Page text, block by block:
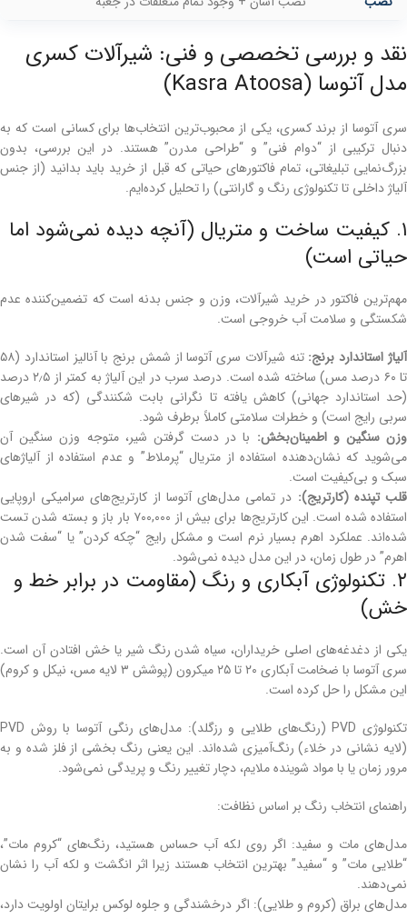
نقد و بررسی تخصصی و فنی: شیرآلات کسری
مدل آتوسا (Kasra Atoosa)
سری آتوسا از برند کسری، یکی از محبوب‌ترین انتخاب‌ها برای کسانی است که به
دنبال ترکیبی از “دوام فنی” و “طراحی مدرن” هستند. در این بررسی، بدون
بزرگ‌نمایی تبلیغاتی، تمام فاکتورهای حیاتی که قبل از خرید باید بدانید (از جنس
آلیاژ داخلی تا تکنولوژی رنگ و گارانتی) را تحلیل کرده‌ایم.
۱. کیفیت ساخت و متریال (آنچه دیده نمی‌شود اما
حیاتی است)
مهم‌ترین فاکتور در خرید شیرآلات، وزن و جنس بدنه است که تضمین‌کننده عدم
شکستگی و سلامت آب خروجی است.
آلیاژ استاندارد برنج:
تنه شیرآلات سری آتوسا از شمش برنج با آنالیز استاندارد (۵۸
تا ۶۰ درصد مس) ساخته شده است. درصد سرب در این آلیاژ به کمتر از ۲٫۵ درصد
(حد استاندارد جهانی) کاهش یافته تا نگرانی بابت شکنندگی (که در شیرهای
سربی رایج است) و خطرات سلامتی کاملاً برطرف شود.
وزن سنگین و اطمینان‌بخش: با در دست گرفتن شیر، متوجه وزن سنگین آن
می‌شوید که نشان‌دهنده استفاده از متریال “پرملاط” و عدم استفاده از آلیاژهای
سبک و بی‌کیفیت است.
قلب تپنده (کارتریج): در تمامی مدل‌های آتوسا از کارتریج‌های سرامیکی اروپایی
استفاده شده است. این کارتریج‌ها برای بیش از ۷۰۰,۰۰۰ بار باز و بسته شدن تست
شده‌اند. عملکرد اهرم بسیار نرم است و مشکل رایج “چکه کردن” یا “سفت شدن
اهرم” در طول زمان، در این مدل دیده نمی‌شود.
۲. تکنولوژی آبکاری و رنگ (مقاومت در برابر خط و
خش)
یکی از دغدغه‌های اصلی خریداران، سیاه شدن رنگ شیر یا خش افتادن آن است.
سری آتوسا با ضخامت آبکاری ۲۰ تا ۲۵ میکرون (پوشش ۳ لایه مس، نیکل و کروم)
این مشکل را حل کرده است.
تکنولوژی PVD (رنگ‌های طلایی و رزگلد): مدل‌های رنگی آتوسا با روش PVD
(لایه نشانی در خلاء) رنگ‌آمیزی شده‌اند. این یعنی رنگ بخشی از فلز شده و به
مرور زمان یا با مواد شوینده ملایم، دچار تغییر رنگ و پریدگی نمی‌شود.
راهنمای انتخاب رنگ بر اساس نظافت:
مدل‌های مات و سفید: اگر روی لکه آب حساس هستید، رنگ‌های “کروم مات”،
“طلایی مات” و “سفید” بهترین انتخاب هستند زیرا اثر انگشت و لکه آب را نشان
نمی‌دهند.
مدل‌های براق (کروم و طلایی): اگر درخشندگی و جلوه لوکس برایتان اولویت دارد،